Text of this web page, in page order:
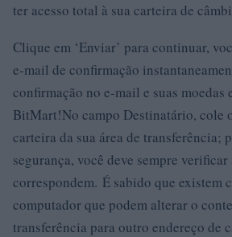
ter acesso total à sua carteira de
Clique em ‘Enviar’ para continuar,
e-mail de confirmação
confirmação no e-mail e suas moedas
BitMart!No campo Destinatário, cole
carteira da sua área de transferência;
segurança, você deve sempre
correspondem. É sabido que existem
computador que podem alterar o
transferência para outro endereço de